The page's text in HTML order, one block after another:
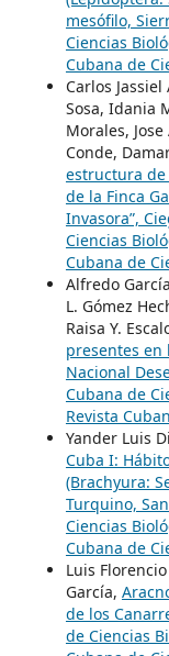
mesófilo,
Ciencias
Cubana de
Carlos
Sosa, Idania
Morales,
Conde,
estructura
de la Finca
Invasora”,
Ciencias
Cubana de
Alfredo
L. Gómez
Raisa Y.
presentes en
Nacional
Cubana de
Revista
Yander Luis
Cuba I:
(Brachyura:
Turquino,
Ciencias
Cubana de
Luis
García,
de los
de Ciencias